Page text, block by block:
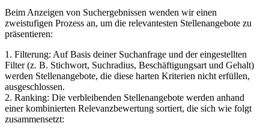
Beim Anzeigen von Suchergebnissen wenden wir einen
zweistufigen Prozess an, um die relevantesten Stellenangebote zu
präsentieren:
1. Filterung: Auf Basis deiner Suchanfrage und der eingestellten
Filter (z. B. Stichwort, Suchradius, Beschäftigungsart und Gehalt)
werden Stellenangebote, die diese harten Kriterien nicht erfüllen,
ausgeschlossen.
2. Ranking: Die verbleibenden Stellenangebote werden anhand
einer kombinierten Relevanzbewertung sortiert, die sich wie folgt
zusammensetzt: